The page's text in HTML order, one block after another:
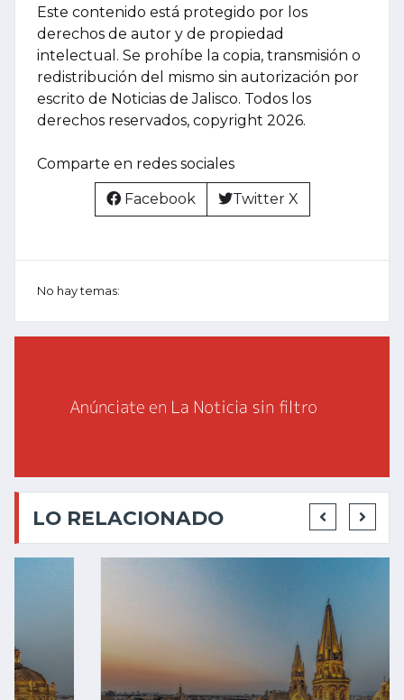
Este contenido está protegido por los
derechos de autor y de propiedad
intelectual. Se prohíbe la copia, transmisión o
redistribución del mismo sin autorización por
escrito de Noticias de Jalisco. Todos los
derechos reservados, copyright 2026.
Comparte en redes sociales
Facebook Twitter X
No hay temas:
LO RELACIONADO